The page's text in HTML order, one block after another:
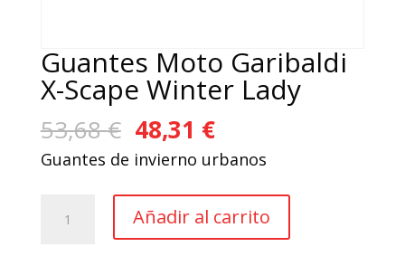
Guantes Moto Garibaldi
X-Scape Winter Lady
53,68€ El
precio
era:
53,68 €.
48,31 €El
precio
es:
48,31 €.
Guantes de invierno urbanos
Añadir al carrito